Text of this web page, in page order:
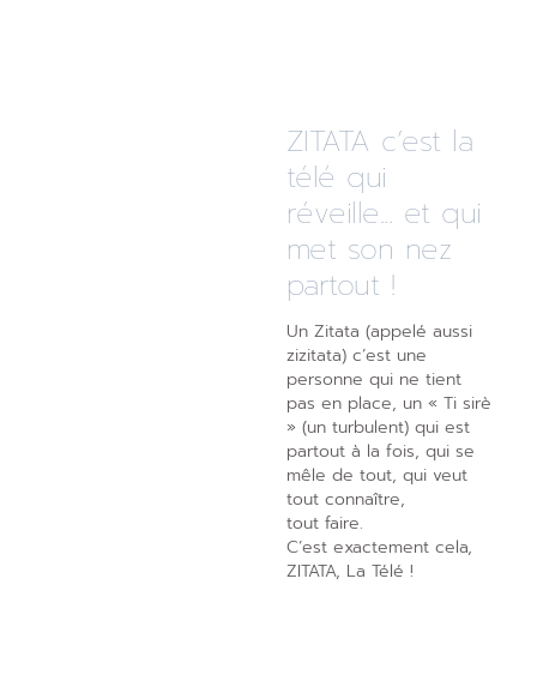
ZITATA c’est la
télé qui
réveille... et qui
met son nez
partout !
Un Zitata (appelé aussi
zizitata) c’est une
personne qui ne tient
pas en place, un « Ti sirè
» (un turbulent) qui est
partout à la fois, qui se
mêle de tout, qui veut
tout connaître,
tout faire.
C’est exactement cela,
ZITATA, La Télé !